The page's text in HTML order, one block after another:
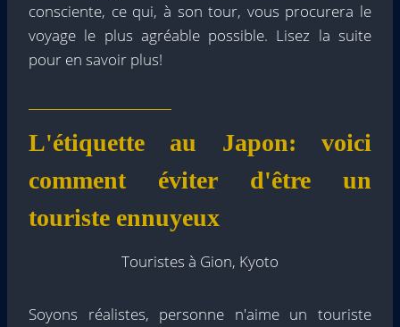
consciente, ce qui, à son tour, vous procurera le
voyage le plus agréable possible. Lisez la suite
pour en savoir plus!
L'étiquette au Japon: voici
comment éviter d'être un
touriste ennuyeux
Touristes à Gion, Kyoto
Soyons réalistes, personne n'aime un touriste